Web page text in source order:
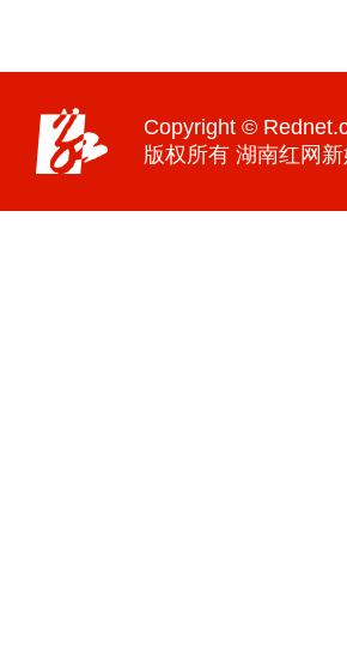
Copyright ©
版权所有 湖南红网